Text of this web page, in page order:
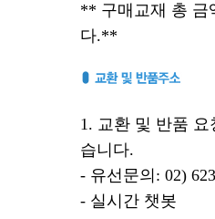
** 구매교재 총 금
다.**
1. 교환 및 반품
습니다.
- 유선문의: 02)
- 실시간 챗봇